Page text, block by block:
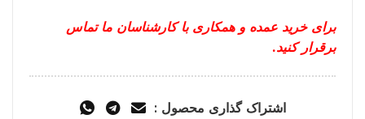
برای خرید عمده و همکاری با کارشناسان ما تماس
برقرار کنید.
اشتراک گذاری محصول :